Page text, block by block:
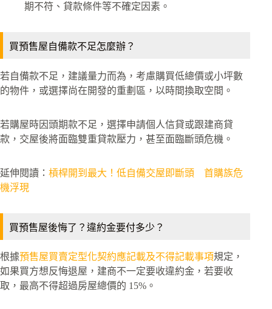
期不符、貸款條件等不確定因素。
買預售屋自備款不足怎麼辦？
若自備款不足，建議量力而為，考慮購買低總價或小坪數
的物件，或選擇尚在開發的重劃區，以時間換取空間。
若購屋時因頭期款不足，選擇申請個人信貸或跟建商貸
款，交屋後將面臨雙重貸款壓力，甚至面臨斷頭危機。
延伸閱讀： 槓桿開到最大！低自備交屋即斷頭 首購族危
機浮現
買預售屋後悔了？違約金要付多少？
根據預售屋買賣定型化契約應記載及不得記載事項規定，
如果買方想反悔退屋，建商不一定要收違約金，若要收
取，最高不得超過房屋總價的 15%。